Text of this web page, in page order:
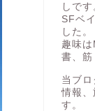
しです
SFベ
した。
趣味
書、筋
当ブ
情報、
す。